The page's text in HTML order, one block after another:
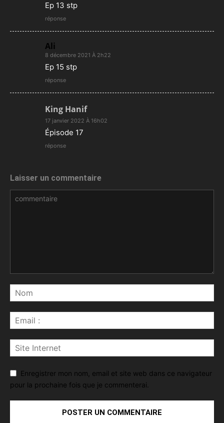
Ep 13 stp
réponse
Ali
8 décembre 2021 À 2h22
Ep 15 stp
réponse
King Hanif
17 janvier 2022 À 16h02
Épisode 17
réponse
Laisser un commentaire
Enregistrer mon nom, email et site web dans ce navigateur
pour la prochaine fois que je commenterai.